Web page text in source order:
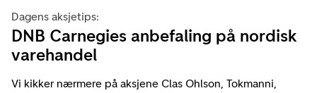
Dagens aksjetips:
DNB Carnegies anbefaling på nordisk
varehandel
Vi kikker nærmere på aksjene Clas Ohlson, Tokmanni,